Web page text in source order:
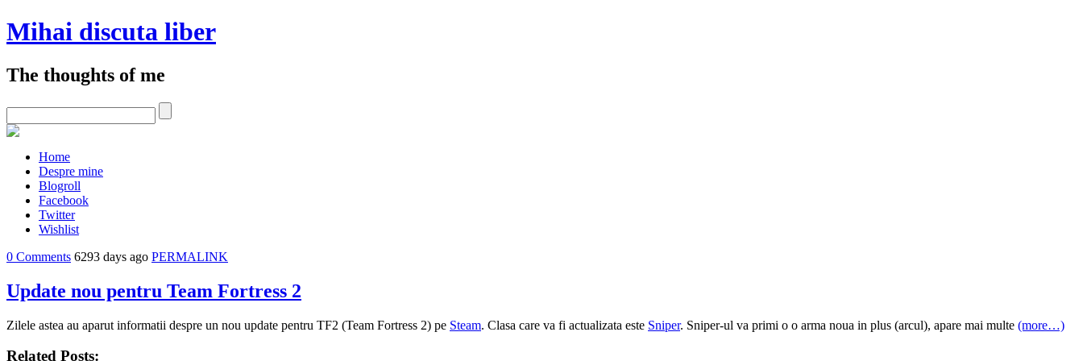
Mihai discuta liber
The thoughts of me
Home
Despre mine
Blogroll
Facebook
Twitter
Wishlist
0 Comments 6293 days ago PERMALINK
Update nou pentru Team Fortress 2
Zilele astea au aparut informatii despre un nou update pentru TF2 (Team Fortress 2) pe Steam. Clasa care va fi actualizata este Sniper. Sniper-ul va primi o o arma noua in plus (arcul), apare mai multe (more…)
Related Posts: